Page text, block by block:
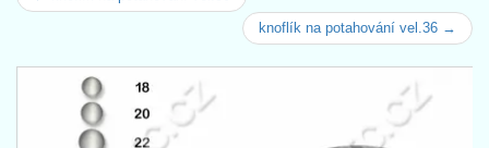
knoflík na potahování vel.36 →